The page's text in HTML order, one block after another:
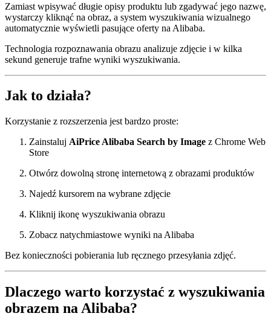
Zamiast wpisywać długie opisy produktu lub zgadywać jego nazwę,
wystarczy kliknąć na obraz, a system wyszukiwania wizualnego
automatycznie wyświetli pasujące oferty na Alibaba.
Technologia rozpoznawania obrazu analizuje zdjęcie i w kilka
sekund generuje trafne wyniki wyszukiwania.
Jak to działa?
Korzystanie z rozszerzenia jest bardzo proste:
Zainstaluj AiPrice Alibaba Search by Image z Chrome Web
Store
Otwórz dowolną stronę internetową z obrazami produktów
Najedź kursorem na wybrane zdjęcie
Kliknij ikonę wyszukiwania obrazu
Zobacz natychmiastowe wyniki na Alibaba
Bez konieczności pobierania lub ręcznego przesyłania zdjęć.
Dlaczego warto korzystać z wyszukiwania
obrazem na Alibaba?